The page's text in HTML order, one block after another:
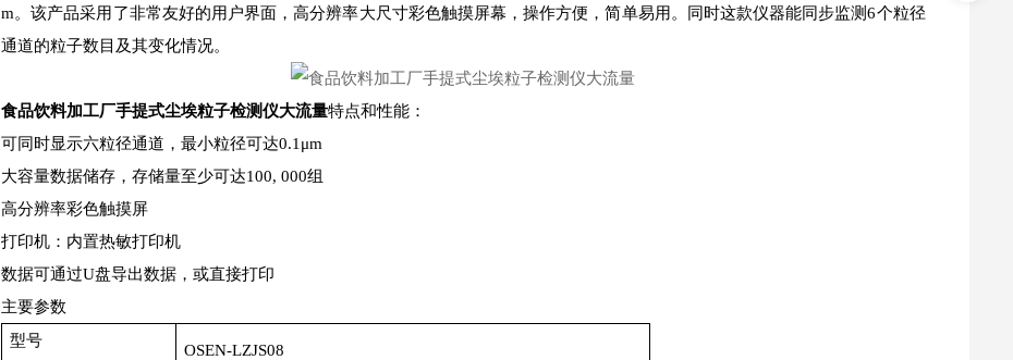
m。该产品采用了非常友好的用户界面，高分辨率大尺寸彩色触摸屏幕，操作方便，简单易用。同时这款仪器能同步监测6个粒径
通道的粒子数目及其变化情况。
食品饮料加工厂手提式尘埃粒子检测仪大流量特点和性能：
可同时显示六粒径通道，最小粒径可达0.1μm
大容量数据储存，存储量至少可达100, 000组
高分辨率彩色触摸屏
打印机：内置热敏打印机
数据可通过U盘导出数据，或直接打印
主要参数
型号
OSEN-LZJS08